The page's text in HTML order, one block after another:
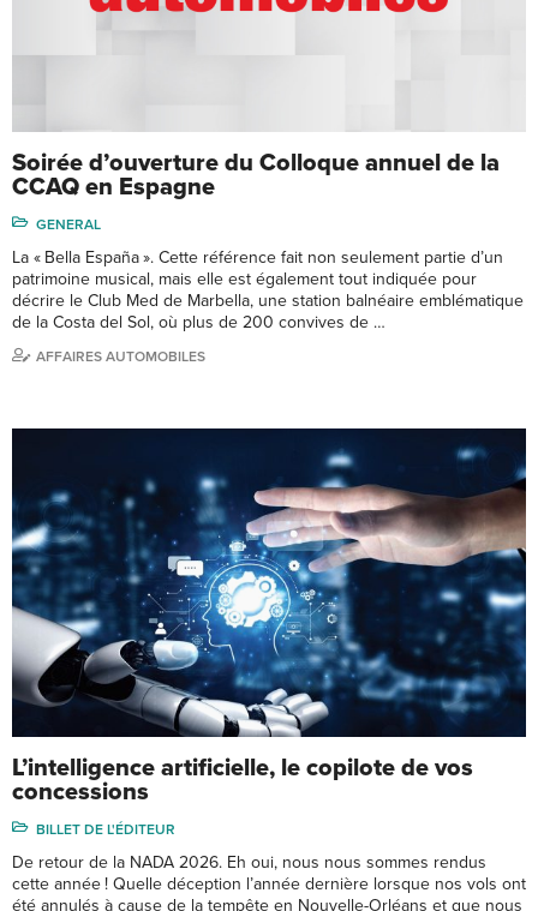
Soirée d’ouverture du Colloque annuel de la
CCAQ en Espagne
GENERAL
La « Bella España ». Cette référence fait non seulement partie d’un
patrimoine musical, mais elle est également tout indiquée pour
décrire le Club Med de Marbella, une station balnéaire emblématique
de la Costa del Sol, où plus de 200 convives de …
AFFAIRES AUTOMOBILES
L’intelligence artificielle, le copilote de vos
concessions
BILLET DE L'ÉDITEUR
De retour de la NADA 2026. Eh oui, nous nous sommes rendus
cette année ! Quelle déception l’année dernière lorsque nos vols ont
été annulés à cause de la tempête en Nouvelle-Orléans et que nous